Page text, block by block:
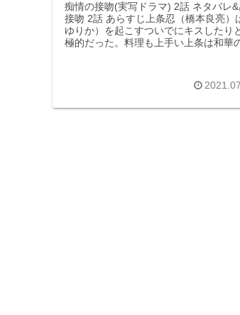
痴情の接吻(実写ドラマ) 2話 ネタバレ
接吻 2話 あらすじ上条忍（橋本良亮）
ゆりか）を起こすついでにキスしたり
極的だった。料理も上手い上条は和華